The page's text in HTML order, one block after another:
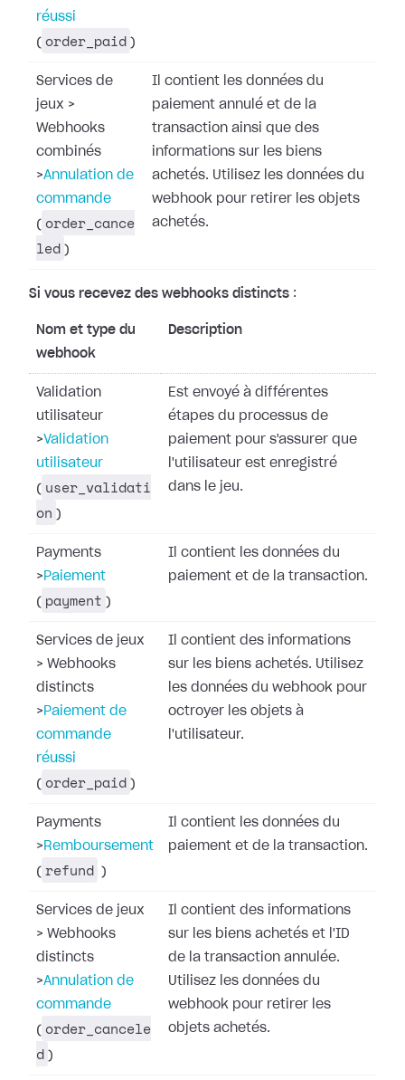
réussi
( order_paid )
Services de
jeux >
Webhooks
combinés
>Annulation de
commande
( order_cance
led )
Il contient les données du
paiement annulé et de la
transaction ainsi que des
informations sur les biens
achetés. Utilisez les données du
webhook pour retirer les objets
achetés.
Si vous recevez des webhooks distincts :
Nom et type du
webhook
Description
Validation
utilisateur
>Validation
utilisateur
( user_validati
on )
Est envoyé à différentes
étapes du processus de
paiement pour s'assurer que
l'utilisateur est enregistré
dans le jeu.
Payments
> Paiement
( payment )
Il contient les données du
paiement et de la transaction.
Services de jeux
> Webhooks
distincts
> Paiement de
commande
réussi
( order_paid )
Il contient des informations
sur les biens achetés. Utilisez
les données du webhook pour
octroyer les objets à
l'utilisateur.
Payments
> Remboursement
( refund )
Il contient les données du
paiement et de la transaction.
Services de jeux
> Webhooks
distincts
>Annulation de
commande
( order_cancele
d )
Il contient des informations
sur les biens achetés et l'ID
de la transaction annulée.
Utilisez les données du
webhook pour retirer les
objets achetés.